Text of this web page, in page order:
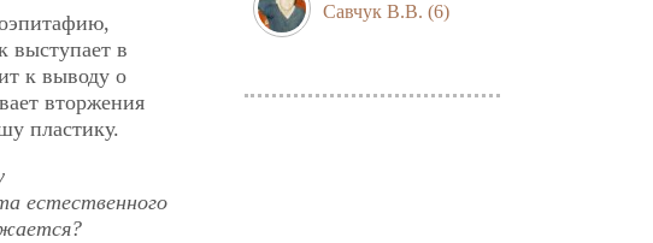
выступает в
к выводу о
вторжения
пластику.
естественного
Савчук В.В. (6)